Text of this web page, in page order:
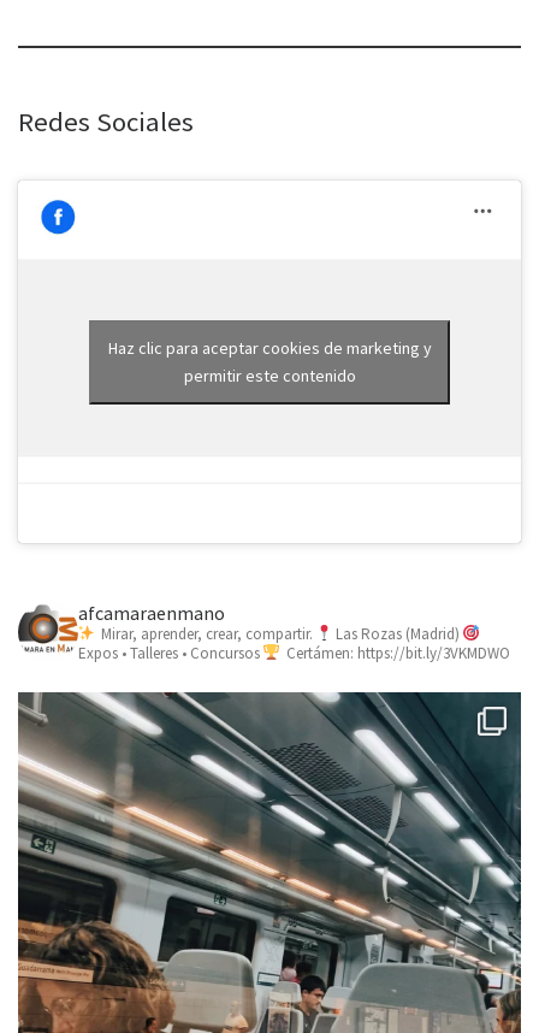
Redes Sociales
Haz clic para aceptar cookies de marketing y
permitir este contenido
afcamaraenmano
Mirar, aprender, crear, compartir.
Las Rozas (Madrid)
Expos • Talleres • Concursos
Certámen: https://bit.ly/3VKMDWO